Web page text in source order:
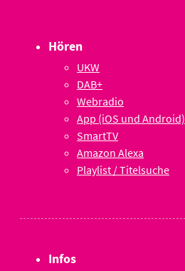
Hören
UKW
DAB+
Webradio
App (iOS und Android)
SmartTV
Amazon Alexa
Playlist / Titelsuche
Infos